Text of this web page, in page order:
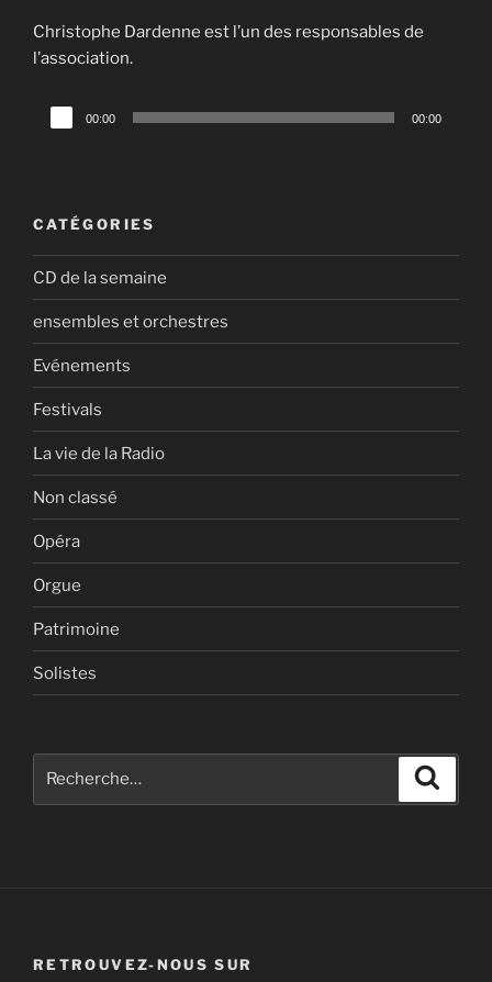
Christophe Dardenne est l’un des responsables de
l’association.
Lecteur
audio
00:00 00:00
CATÉGORIES
CD de la semaine
ensembles et orchestres
Evénements
Festivals
La vie de la Radio
Non classé
Opéra
Orgue
Patrimoine
Solistes
RETROUVEZ-NOUS SUR